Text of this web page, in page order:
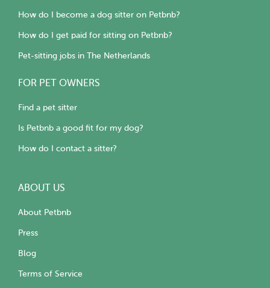
How do I become a dog sitter on Petbnb?
How do I get paid for sitting on Petbnb?
Pet-sitting jobs in The Netherlands
FOR PET OWNERS
Find a pet sitter
Is Petbnb a good fit for my dog?
How do I contact a sitter?
ABOUT US
About Petbnb
Press
Blog
Terms of Service